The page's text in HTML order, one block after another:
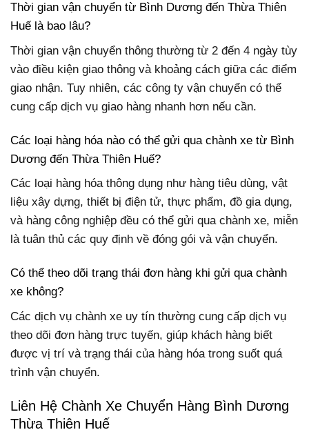
Thời gian vận chuyển từ Bình Dương đến Thừa Thiên
Huế là bao lâu?
Thời gian vận chuyển thông thường từ 2 đến 4 ngày tùy
vào điều kiện giao thông và khoảng cách giữa các điểm
giao nhận. Tuy nhiên, các công ty vận chuyển có thể
cung cấp dịch vụ giao hàng nhanh hơn nếu cần.
Các loại hàng hóa nào có thể gửi qua chành xe từ Bình
Dương đến Thừa Thiên Huế?
Các loại hàng hóa thông dụng như hàng tiêu dùng, vật
liệu xây dựng, thiết bị điện tử, thực phẩm, đồ gia dụng,
và hàng công nghiệp đều có thể gửi qua chành xe, miễn
là tuân thủ các quy định về đóng gói và vận chuyển.
Có thể theo dõi trạng thái đơn hàng khi gửi qua chành
xe không?
Các dịch vụ chành xe uy tín thường cung cấp dịch vụ
theo dõi đơn hàng trực tuyến, giúp khách hàng biết
được vị trí và trạng thái của hàng hóa trong suốt quá
trình vận chuyển.
Liên Hệ Chành Xe Chuyển Hàng Bình Dương
Thừa Thiên Huế